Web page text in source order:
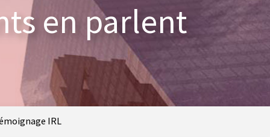
en parlent
IRL